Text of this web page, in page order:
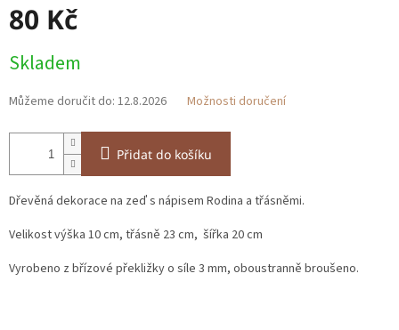
80 Kč
cena:
Skladem
Můžeme doručit do: 12.8.2026 Možnosti doručení
Přidat do košíku
Dřevěná dekorace na zeď s nápisem Rodina a třásněmi.
Velikost výška 10 cm, třásně 23 cm, šířka 20 cm
Vyrobeno z břízové překližky o síle 3 mm, oboustranně broušeno.